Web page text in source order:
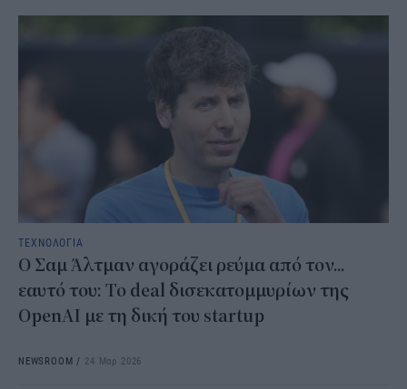
ΤΕΧΝΟΛΟΓΙΑ
Ο Σαμ Άλτμαν αγοράζει ρεύμα από τον...
εαυτό του: Το deal δισεκατομμυρίων της
OpenAI με τη δική του startup
NEWSROOM / 24 Μαρ 2026